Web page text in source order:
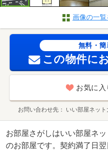
画像の一覧
無料・簡
この物件に
お気に入
お問い合わせ先 いい部屋ネッ
お部屋さがしはいい部屋ネ
のお部屋です。契約満了日